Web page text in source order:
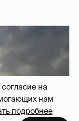
на
нам
подробнее